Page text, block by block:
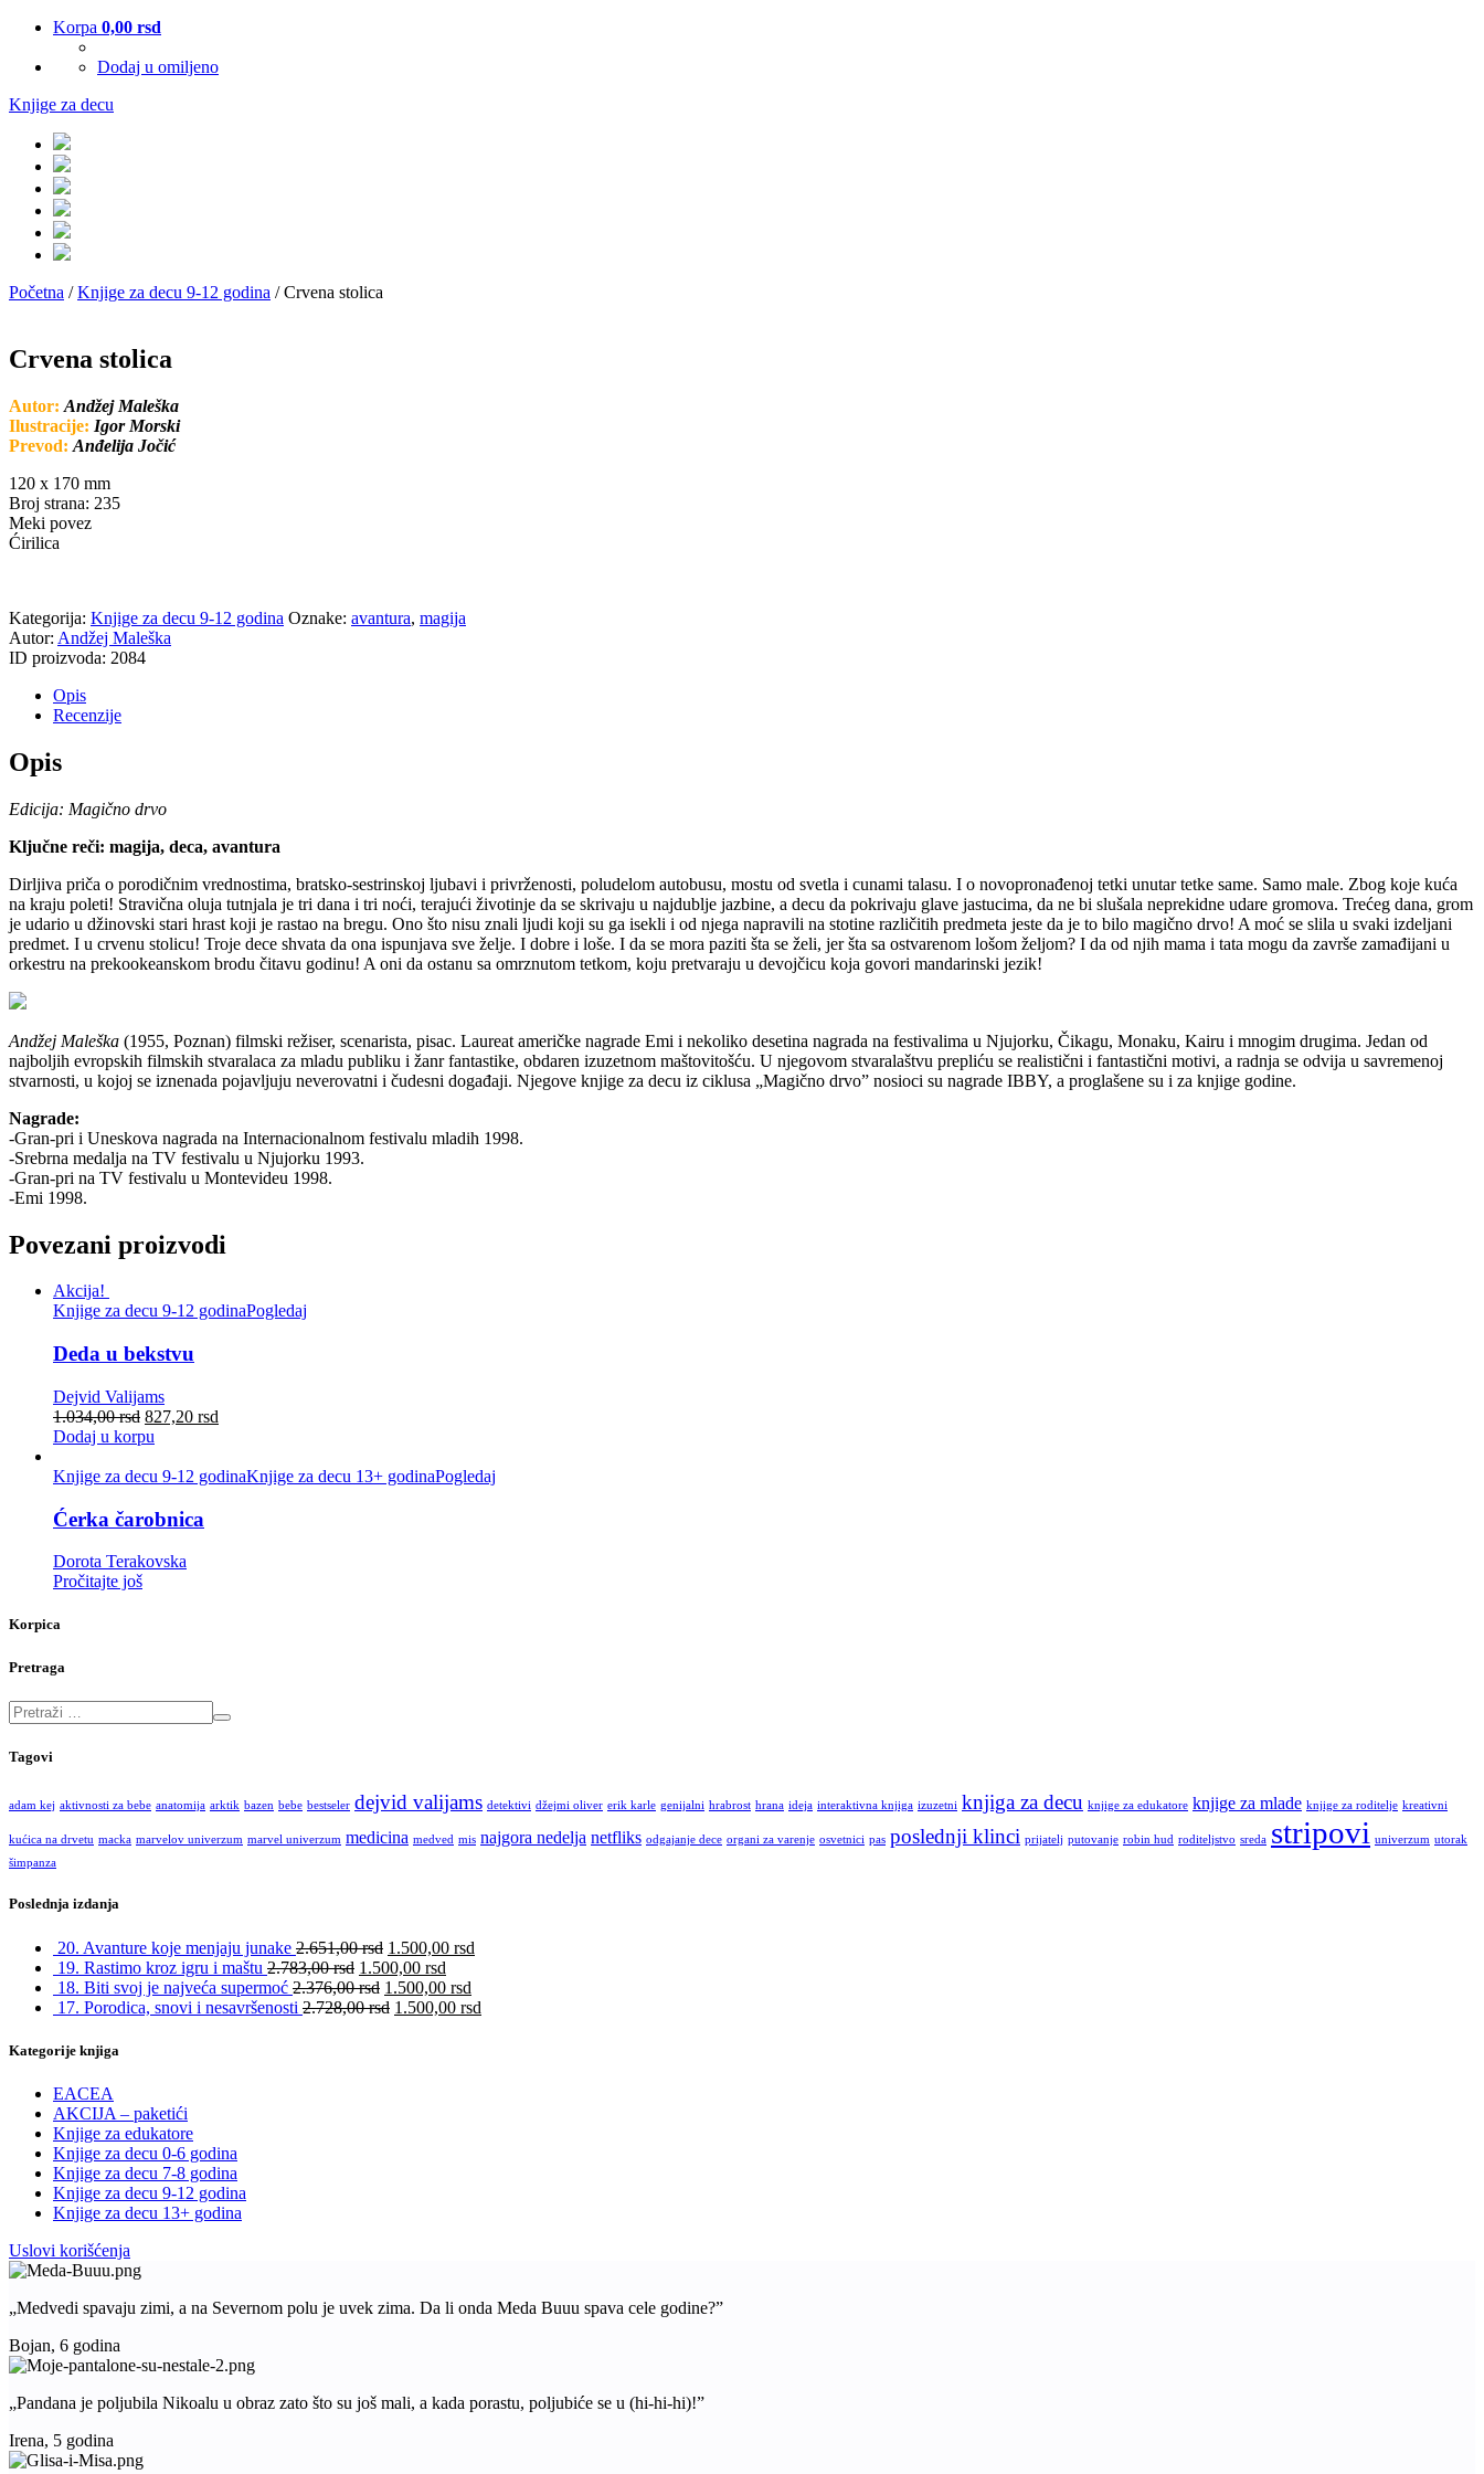
Korpa 0,00 rsd
Dodaj u omiljeno
Knjige za decu
Početna /Knjige za decu 9-12 godina / Crvena stolica
Crvena stolica
Autor: Andžej Maleška
Ilustracije: Igor Morski
Prevod: Anđelija Jočić
120 x 170 mm
Broj strana: 235
Meki povez
Ćirilica
Kategorija: Knjige za decu 9-12 godina Oznake: avantura, magija
Autor: Andžej Maleška
ID proizvoda: 2084
Opis
Recenzije
Opis
Edicija: Magično drvo
Ključne reči: magija, deca, avantura
Dirljiva priča o porodičnim vrednostima, bratsko-sestrinskoj ljubavi i privrženosti, poludelom autobusu, mostu od svetla i cunami talasu. I o novopronađenoj tetki unutar tetke same. Samo male. Zbog koje kuća
na kraju poleti! Stravična oluja tutnjala je tri dana i tri noći, terajući životinje da se skrivaju u najdublje jazbine, a decu da pokrivaju glave jastucima, da ne bi slušala neprekidne udare gromova. Trećeg dana, grom
je udario u džinovski stari hrast koji je rastao na bregu. Ono što nisu znali ljudi koji su ga isekli i od njega napravili na stotine različitih predmeta jeste da je to bilo magično drvo! A moć se slila u svaki izdeljani
predmet. I u crvenu stolicu! Troje dece shvata da ona ispunjava sve želje. I dobre i loše. I da se mora paziti šta se želi, jer šta sa ostvarenom lošom željom? I da od njih mama i tata mogu da završe zamađijani u
orkestru na prekookeanskom brodu čitavu godinu! A oni da ostanu sa omrznutom tetkom, koju pretvaraju u devojčicu koja govori mandarinski jezik!
Andžej Maleška (1955, Poznan) filmski režiser, scenarista, pisac. Laureat američke nagrade Emi i nekoliko desetina nagrada na festivalima u Njujorku, Čikagu, Monaku, Kairu i mnogim drugima. Jedan od
najboljih evropskih filmskih stvaralaca za mladu publiku i žanr fantastike, obdaren izuzetnom maštovitošću. U njegovom stvaralaštvu prepliću se realistični i fantastični motivi, a radnja se odvija u savremenoj
stvarnosti, u kojoj se iznenada pojavljuju neverovatni i čudesni događaji. Njegove knjige za decu iz ciklusa „Magično drvo” nosioci su nagrade IBBY, a proglašene su i za knjige godine.
Nagrade:
-Gran-pri i Uneskova nagrada na Internacionalnom festivalu mladih 1998.
-Srebrna medalja na TV festivalu u Njujorku 1993.
-Gran-pri na TV festivalu u Montevideu 1998.
-Emi 1998.
Povezani proizvodi
Akcija!
Knjige za decu 9-12 godinaPogledaj
Deda u bekstvu
Dejvid Valijams
1.034,00rsd 827,20 rsd
Dodaj u korpu
Knjige za decu 9-12 godinaKnjige za decu 13+ godinaPogledaj
Ćerka čarobnica
Dorota Terakovska
Pročitajte još
Korpica
Pretraga
Tagovi
adam kej aktivnosti za bebe anatomija arktik bazen bebe bestseler dejvid valijams detektivi džejmi oliver erik karle genijalni hrabrost hrana ideja interaktivna knjiga izuzetni knjiga za decu knjige za edukatore knjige za mlade knjige za roditelje kreativni
kućica na drvetu macka marvelov univerzum marvel univerzum medicina medved mis najgora nedelja netfliks odgajanje dece organi za varenje osvetnici pas poslednji klinci prijatelj putovanje robin hud roditeljstvo sreda stripovi univerzum utorak
šimpanza
Poslednja izdanja
20. Avanture koje menjaju junake 2.651,00rsd 1.500,00 rsd
19. Rastimo kroz igru i maštu 2.783,00rsd 1.500,00 rsd
18. Biti svoj je najveća supermoć 2.376,00rsd 1.500,00 rsd
17. Porodica, snovi i nesavršenosti 2.728,00rsd 1.500,00 rsd
Kategorije knjiga
EACEA
AKCIJA – paketići
Knjige za edukatore
Knjige za decu 0-6 godina
Knjige za decu 7-8 godina
Knjige za decu 9-12 godina
Knjige za decu 13+ godina
Uslovi korišćenja
„Medvedi spavaju zimi, a na Severnom polu je uvek zima. Da li onda Meda Buuu spava cele godine?”
Bojan, 6 godina
„Pandana je poljubila Nikoalu u obraz zato što su još mali, a kada porastu, poljubiće se u (hi-hi-hi)!”
Irena, 5 godina